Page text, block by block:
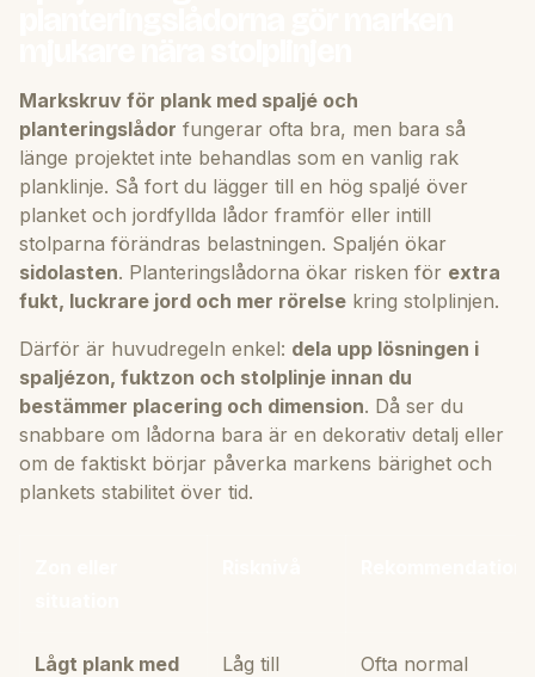
Markskruv för plank med spaljé och
planteringslådor fungerar ofta bra, men bara så
länge projektet inte behandlas som en vanlig rak
planklinje. Så fort du lägger till en hög spaljé över
planket och jordfyllda lådor framför eller intill
stolparna förändras belastningen. Spaljén ökar
sidolasten. Planteringslådorna ökar risken för extra
fukt, luckrare jord och mer rörelse kring stolplinjen.
Därför är huvudregeln enkel: dela upp lösningen i
spaljézon, fuktzon och stolplinje innan du
bestämmer placering och dimension. Då ser du
snabbare om lådorna bara är en dekorativ detalj eller
om de faktiskt börjar påverka markens bärighet och
plankets stabilitet över tid.
Lågt plank med
Låg till
Ofta normal